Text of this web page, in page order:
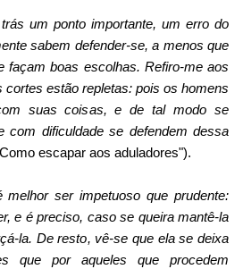
um ponto importante, um erro do
sabem defender-se, a menos que
façam boas escolhas. Refiro-me aos
cortes estão repletas: pois os homens
suas coisas, e de tal modo se
com dificuldade se defendem dessa
escapar aos aduladores").
melhor ser impetuoso que prudente:
e é preciso, caso se queira mantê-la
la. De resto, vê-se que ela se deixa
que por aqueles que procedem